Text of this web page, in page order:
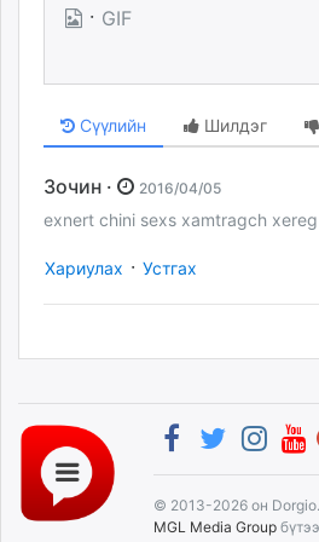
· GIF
Сүүлийн Шилдэг
Зочин · 2016/04/05
exnert chini sexs xamtragch
Хариулах · Устгах
© 2013-2026 он
MGL Media Group